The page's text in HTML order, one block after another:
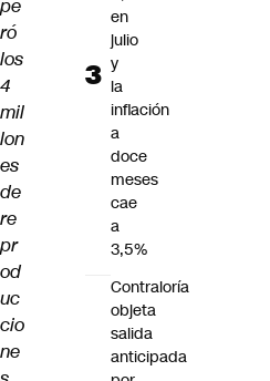
pe
ró
los
4
mil
lon
es
de
re
pr
od
uc
cio
ne
en
julio
y
la
inflación
a
doce
meses
cae
a
3,5%
Contraloría
objeta
salida
anticipada